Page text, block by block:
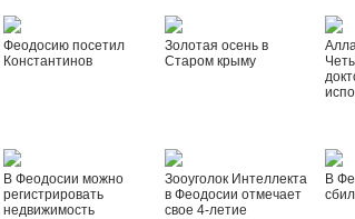
Феодосию посетил
Константинов
Золотая осень в
Старом крыму
В Феодосии можно
регистрировать
недвижимость
Зооуголок Интеллекта
в Феодосии отмечает
свое 4-летие
В